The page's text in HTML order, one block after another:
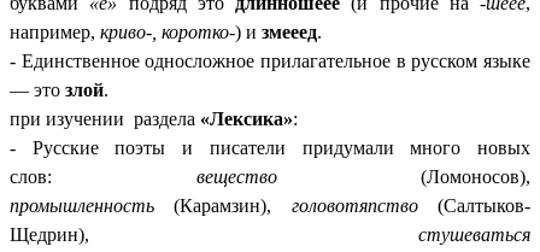
например, криво-, коротко-) и змееед.
- Единственное односложное прилагательное в русском языке
— это злой.
при изучении раздела «Лексика»:
- Русские поэты и писатели придумали много новых
слов: вещество(Ломоносов),
промышленность (Карамзин), головотяпство(Салтыков-
Щедрин), стушеваться